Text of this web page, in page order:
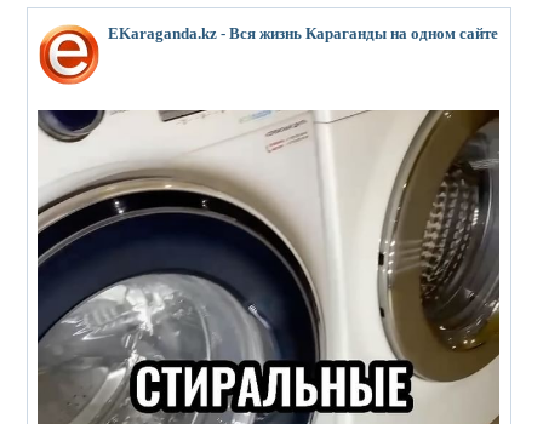
EKaraganda.kz - Вся жизнь Караганды на одном сайте